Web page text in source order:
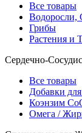
Все товары
Водоросли,
Грибы
Растения и
Сердечно-
Все товары
Добавки
Коэнзим
Омега /